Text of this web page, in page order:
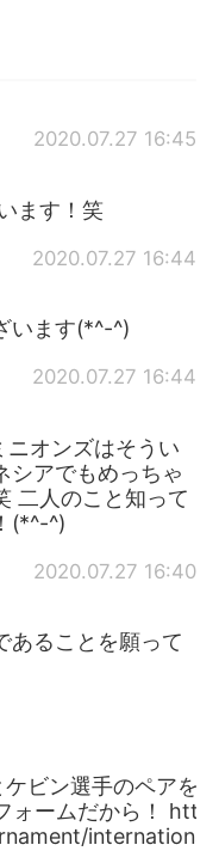
2020.07.27 16:45
ます！笑
2020.07.27 16:44
います(*^-^)
2020.07.27 16:44
ニオンズはそうい
シアでもめっちゃ
二人のこと知って
(*^-^)
2020.07.27 16:40
あることを願って
ビン選手のペアを
ォームだから！